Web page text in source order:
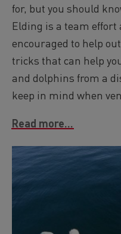
Image
for, but you should
Elding is a team effort
encouraged to help
tricks that can help
and dolphins from a
keep in mind when
Read more...